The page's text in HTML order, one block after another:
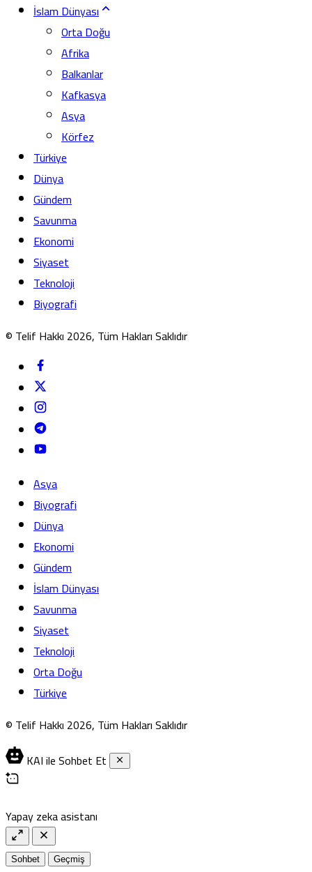
İslam Dünyası
Orta Doğu
Afrika
Balkanlar
Kafkasya
Asya
Körfez
Türkiye
Dünya
Gündem
Savunma
Ekonomi
Siyaset
Teknoloji
Biyografi
© Telif Hakkı 2026, Tüm Hakları Saklıdır
Asya
Biyografi
Dünya
Ekonomi
Gündem
İslam Dünyası
Savunma
Siyaset
Teknoloji
Orta Doğu
Türkiye
© Telif Hakkı 2026, Tüm Hakları Saklıdır
KAI ile Sohbet Et
Yapay zeka asistanı
Sohbet Geçmiş